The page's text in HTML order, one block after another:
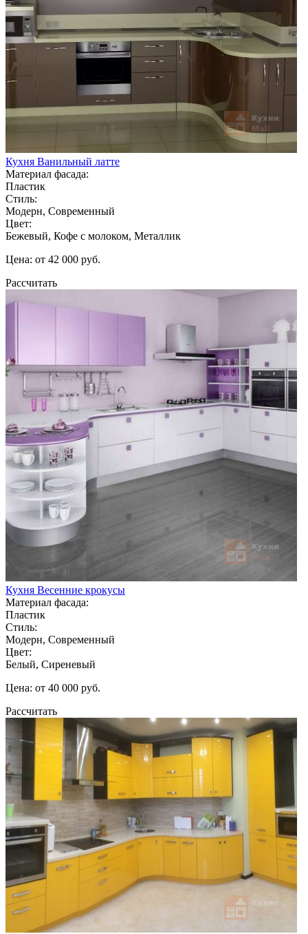
Кухня Ванильный латте
Материал фасада:
Пластик
Стиль:
Модерн, Современный
Цвет:
Бежевый, Кофе с молоком, Металлик
Цена: от 42 000 руб.
Рассчитать
Кухня Весенние крокусы
Материал фасада:
Пластик
Стиль:
Модерн, Современный
Цвет:
Белый, Сиреневый
Цена: от 40 000 руб.
Рассчитать